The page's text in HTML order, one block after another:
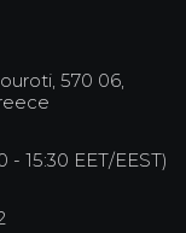
570 06,
15:30 EET/EEST)